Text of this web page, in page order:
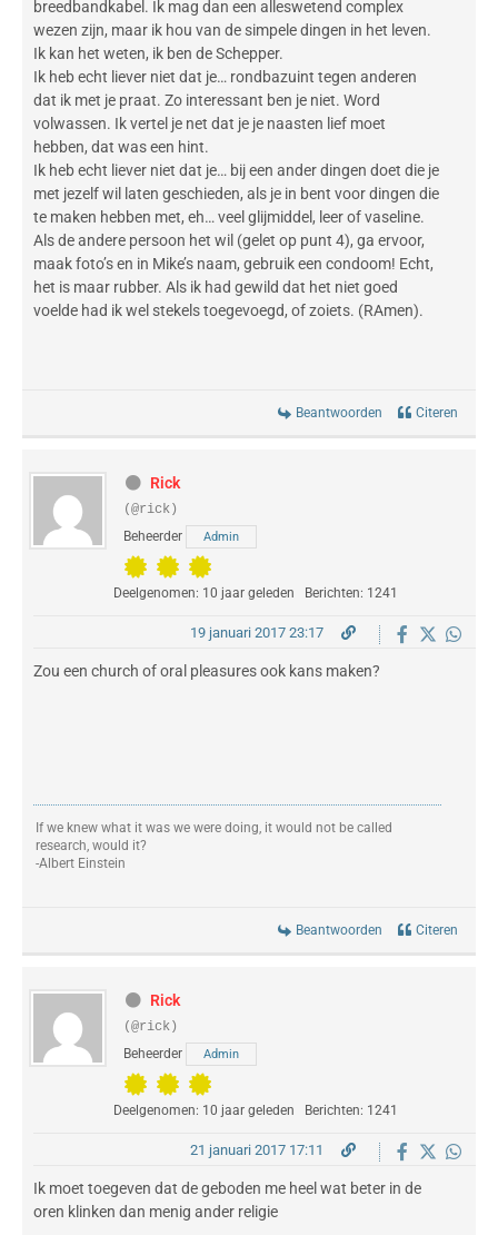
breedbandkabel. Ik mag dan een alleswetend complex
wezen zijn, maar ik hou van de simpele dingen in het leven.
Ik kan het weten, ik ben de Schepper.
Ik heb echt liever niet dat je… rondbazuint tegen anderen
dat ik met je praat. Zo interessant ben je niet. Word
volwassen. Ik vertel je net dat je je naasten lief moet
hebben, dat was een hint.
Ik heb echt liever niet dat je… bij een ander dingen doet die je
met jezelf wil laten geschieden, als je in bent voor dingen die
te maken hebben met, eh… veel glijmiddel, leer of vaseline.
Als de andere persoon het wil (gelet op punt 4), ga ervoor,
maak foto’s en in Mike’s naam, gebruik een condoom! Echt,
het is maar rubber. Als ik had gewild dat het niet goed
voelde had ik wel stekels toegevoegd, of zoiets. (RAmen).
Beantwoorden Citeren
Rick
(@rick)
Beheerder
Admin
Deelgenomen: 10 jaar geleden Berichten: 1241
19 januari 2017 23:17
Zou een church of oral pleasures ook kans maken?
If we knew what it was we were doing, it would not be called
research, would it?
-Albert Einstein
Beantwoorden Citeren
Rick
(@rick)
Beheerder
Admin
Deelgenomen: 10 jaar geleden Berichten: 1241
21 januari 2017 17:11
Ik moet toegeven dat de geboden me heel wat beter in de
oren klinken dan menig ander religie